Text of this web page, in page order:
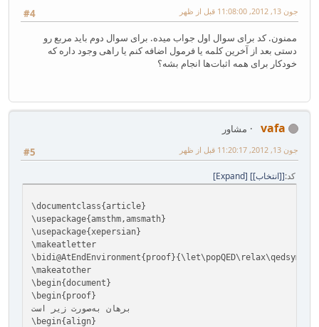
#4 جون 13, 2012, 11:08:00 قبل از ظهر
ممنون. کد برای سوال اول جواب میده. برای سوال دوم باید مربع رو
دستی بعد از آخرین کلمه یا فرمول اضافه کنم یا راهی وجود داره که
خودکار برای همه اثبات‌ها انجام بشه؟
vafa
مشاور
#5
جون 13, 2012, 11:20:17 قبل از ظهر
کد [انتخاب] Expand
\documentclass{article}
\usepackage{amsthm,amsmath}
\usepackage{xepersian}
\makeatletter
\makeatother
\begin{document}
\begin{proof}
برهان به‌صورت زیر است
\begin{align}